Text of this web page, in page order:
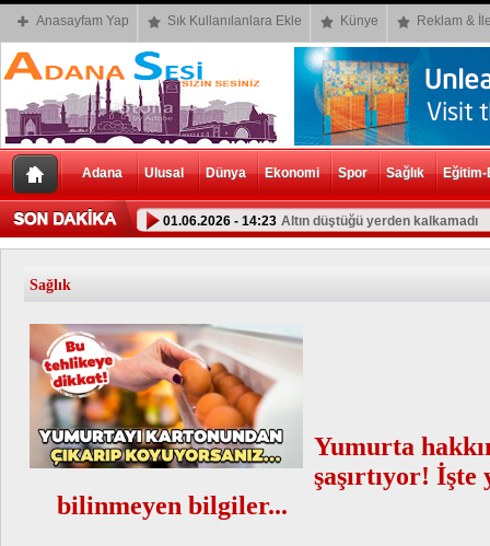
Anasayfam Yap Sık Kullanılanlara Ekle Künye Reklam &
Adana Ulusal Dünya Ekonomi Spor Sağlık
01.06.2026 - 14:23 Altın düştüğü yerden kalkamadı
Sağlık
Yumurta
şaşırtıyor!
bilinmeyen bilgiler...